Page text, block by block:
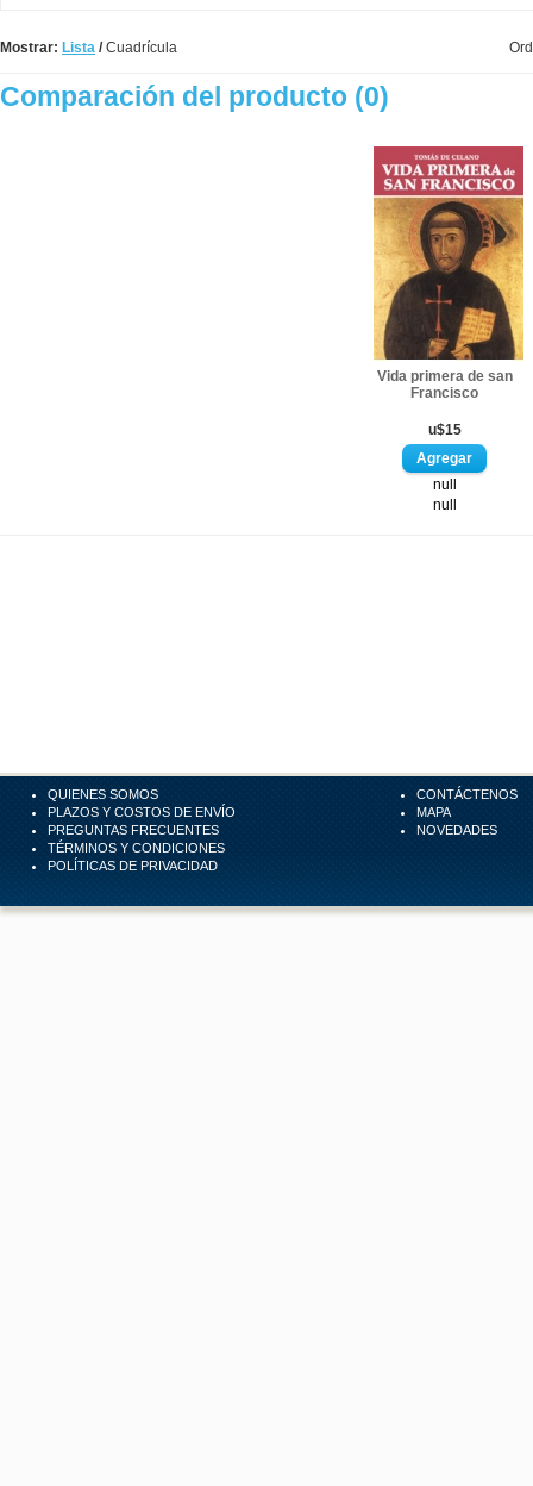
Mostrar: Lista /Cuadrícula
Comparación del producto (0)
Vida primera de san
Francisco
u$15
null
null
QUIENES SOMOS
PLAZOS Y COSTOS DE ENVÍO
PREGUNTAS FRECUENTES
TÉRMINOS Y CONDICIONES
POLÍTICAS DE PRIVACIDAD
CONTÁCTENOS
MAPA
NOVEDADES